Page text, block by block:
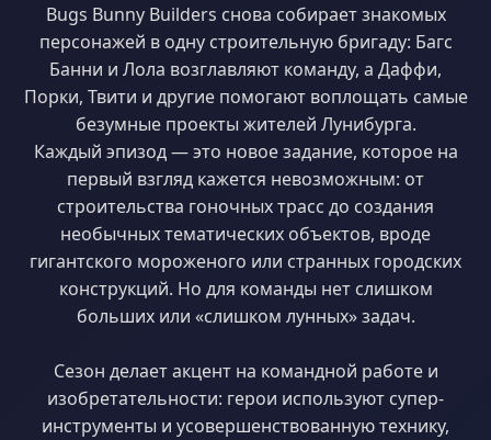
Bugs Bunny Builders снова собирает знакомых
персонажей в одну строительную бригаду: Багс
Банни и Лола возглавляют команду, а Даффи,
Порки, Твити и другие помогают воплощать самые
безумные проекты жителей Лунибурга.
Каждый эпизод — это новое задание, которое на
первый взгляд кажется невозможным: от
строительства гоночных трасс до создания
необычных тематических объектов, вроде
гигантского мороженого или странных городских
конструкций. Но для команды нет слишком
больших или «слишком лунных» задач.
Сезон делает акцент на командной работе и
изобретательности: герои используют супер-
инструменты и усовершенствованную технику,